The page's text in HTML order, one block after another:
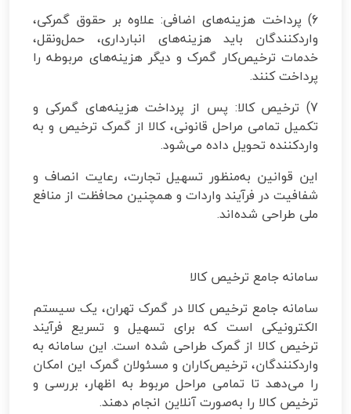
6) پرداخت هزینه‌های اضافی: علاوه بر حقوق گمرکی،
واردکنندگان باید هزینه‌های انبارداری، حمل‌ونقل،
خدمات ترخیص‌کار گمرک و دیگر هزینه‌های مربوطه را
پرداخت کنند.
7) ترخیص کالا: پس از پرداخت هزینه‌های گمرکی و
تکمیل تمامی مراحل قانونی، کالا از گمرک ترخیص و به
واردکننده تحویل داده می‌شود.
این قوانین به‌منظور تسهیل تجارت، رعایت انصاف و
شفافیت در فرآیند واردات و همچنین محافظت از منافع
ملی طراحی شده‌اند.
سامانه جامع ترخیص کالا
سامانه جامع ترخیص کالا در گمرک تهران، یک سیستم
الکترونیکی است که برای تسهیل و تسریع فرآیند
ترخیص کالا از گمرک طراحی شده است. این سامانه به
واردکنندگان، ترخیص‌کاران و مسئولان گمرک این امکان
را می‌دهد تا تمامی مراحل مربوط به اظهار، بررسی و
ترخیص کالا را به‌صورت آنلاین انجام دهند.